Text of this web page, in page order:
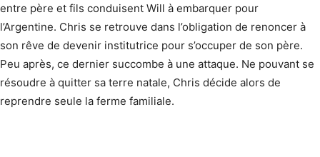
entre père et fils conduisent Will à embarquer pour
l’Argentine. Chris se retrouve dans l’obligation de renoncer à
son rêve de devenir institutrice pour s’occuper de son père.
Peu après, ce dernier succombe à une attaque. Ne pouvant se
résoudre à quitter sa terre natale, Chris décide alors de
reprendre seule la ferme familiale.